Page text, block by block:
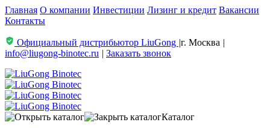
Главная О компании Инвестиции Лизинг и кредит Вакансии
Контакты
Официальный дистрибьютор LiuGong |г. Москва |
info@liugong-binotec.ru | Заказать звонок
Каталог